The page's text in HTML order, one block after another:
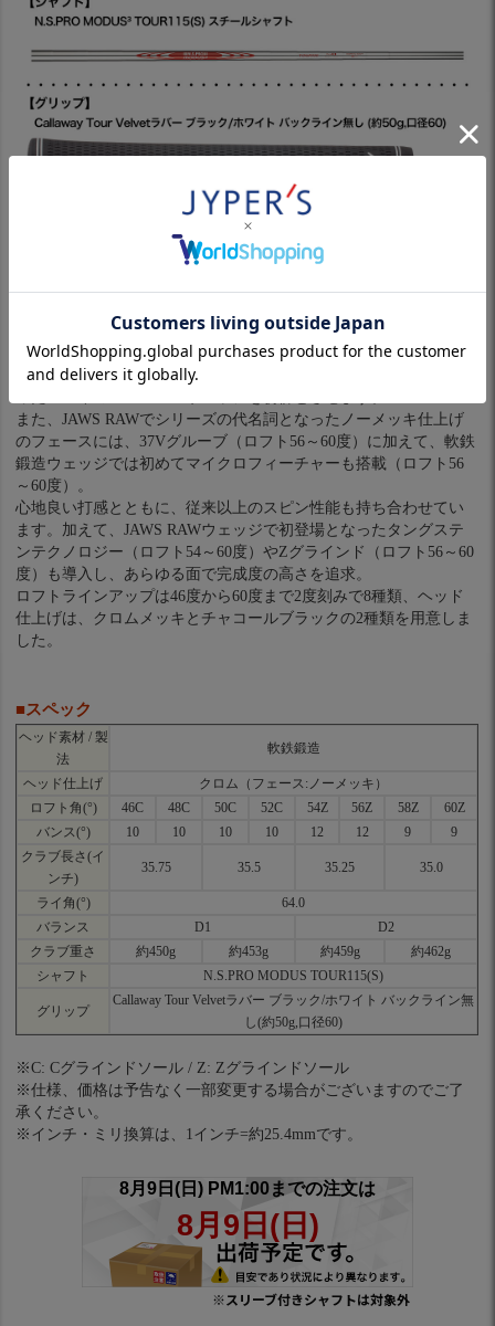
生溝と軟鉄鍛造の融合が、極上の打感とパフォーマンスをも
ジ」が、登場です。
今回のJAWS FORGEDウェッジは、リーディングエッジはやや丸
く、ヒール部は高めとなり、全体のフォルムはツアーでも人気だ
また、JAWS RAWでシリーズの代名詞となったノーメッキ仕上げ
のフェースには、37Vグルーブ（ロフト56～60度）に加えて、軟鉄
鍛造ウェッジでは初めてマイクロフィーチャーも搭載（ロフト56
～60度）。
心地良い打感とともに、従来以上のスピン性能も持ち合わせてい
ます。加えて、JAWS RAWウェッジで初登場となったタングステ
ンテクノロジー（ロフト54～60度）やZグラインド（ロフト56～60
度）も導入し、あらゆる面で完成度の高さを追求。
ロフトラインアップは46度から60度まで2度刻みで8種類、ヘッド
仕上げは、クロムメッキとチャコールブラックの2種類を用意しま
した。
■スペック
ヘッド素材 / 製
法
軟鉄鍛造
ヘッド仕上げ
クロム（フェース:ノーメッキ）
ロフト角(°)
46C 48C 50C 52C 54Z 56Z 58Z
60Z
バンス(°)
10 10 10 10 12 12 9
9
クラブ長さ(イ
ンチ)
35.75 35.5 35.25 35.0
ライ角(°)
64.0
バランス
D1
D2
クラブ重さ
約450g 約453g 約459g
約462g
シャフト
N.S.PRO MODUS TOUR115(S)
グリップ
Callaway Tour Velvetラバー ブラック/ホワイト バックライン無
し(約50g,口径60)
※C: Cグラインドソール / Z: Zグラインドソール
※仕様、価格は予告なく一部変更する場合がございますのでご了
承ください。
※インチ・ミリ換算は、1インチ=約25.4mmです。
※スリーブ付きシャフトは対象外